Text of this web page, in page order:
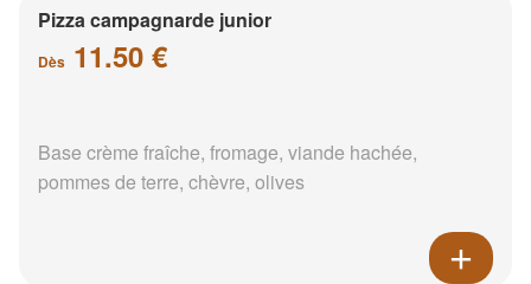
Pizza campagnarde junior
Dès 11.50 €
Base crème fraîche, fromage, viande hachée,
pommes de terre, chèvre, olives